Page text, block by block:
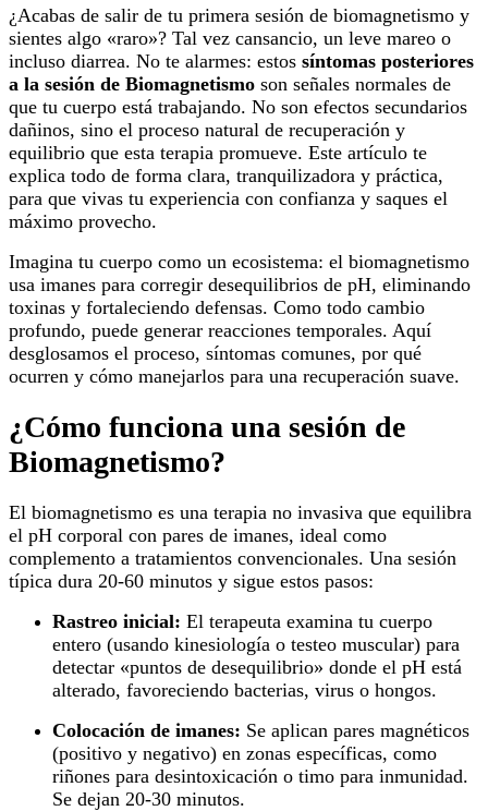
¿Acabas de salir de tu primera sesión de biomagnetismo y
sientes algo «raro»? Tal vez cansancio, un leve mareo o
incluso diarrea. No te alarmes: estos síntomas posteriores
a la sesión de Biomagnetismo son señales normales de
que tu cuerpo está trabajando. No son efectos secundarios
dañinos, sino el proceso natural de recuperación y
equilibrio que esta terapia promueve. Este artículo te
explica todo de forma clara, tranquilizadora y práctica,
para que vivas tu experiencia con confianza y saques el
máximo provecho.
Imagina tu cuerpo como un ecosistema: el biomagnetismo
usa imanes para corregir desequilibrios de pH, eliminando
toxinas y fortaleciendo defensas. Como todo cambio
profundo, puede generar reacciones temporales. Aquí
desglosamos el proceso, síntomas comunes, por qué
ocurren y cómo manejarlos para una recuperación suave.
¿Cómo funciona una sesión de
Biomagnetismo?
El biomagnetismo es una terapia no invasiva que equilibra
el pH corporal con pares de imanes, ideal como
complemento a tratamientos convencionales. Una sesión
típica dura 20-60 minutos y sigue estos pasos:
Rastreo inicial: El terapeuta examina tu cuerpo
entero (usando kinesiología o testeo muscular) para
detectar «puntos de desequilibrio» donde el pH está
alterado, favoreciendo bacterias, virus o hongos.
Colocación de imanes: Se aplican pares magnéticos
(positivo y negativo) en zonas específicas, como
riñones para desintoxicación o timo para inmunidad.
Se dejan 20-30 minutos.